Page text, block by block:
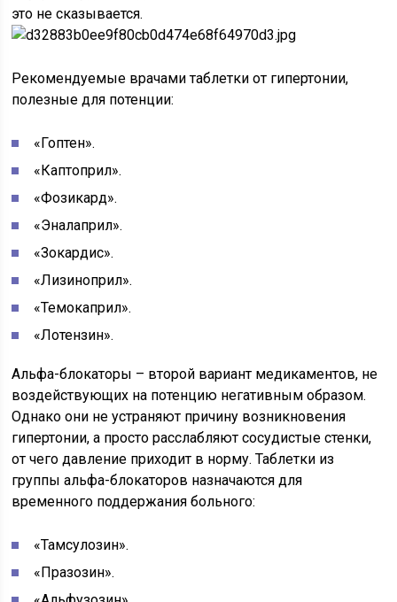
это не сказывается.
Рекомендуемые врачами таблетки от гипертонии,
полезные для потенции:
«Гоптен».
«Каптоприл».
«Фозикард».
«Эналаприл».
«Зокардис».
«Лизиноприл».
«Темокаприл».
«Лотензин».
Альфа-блокаторы – второй вариант медикаментов, не
воздействующих на потенцию негативным образом.
Однако они не устраняют причину возникновения
гипертонии, а просто расслабляют сосудистые стенки,
от чего давление приходит в норму. Таблетки из
группы альфа-блокаторов назначаются для
временного поддержания больного:
«Тамсулозин».
«Празозин».